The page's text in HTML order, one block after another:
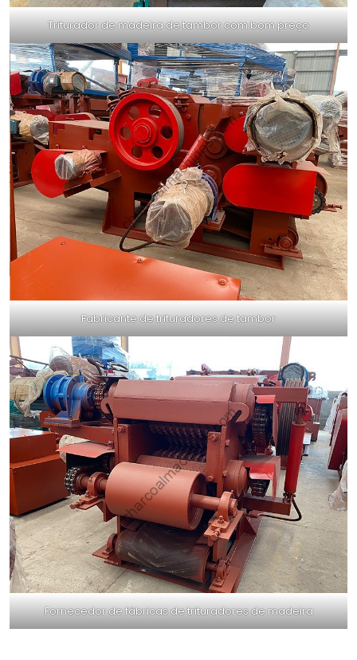
Triturador de madeira de tambor com bom preço
Fabricante de trituradores de tambor
Fornecedor de fábricas de trituradores de madeira